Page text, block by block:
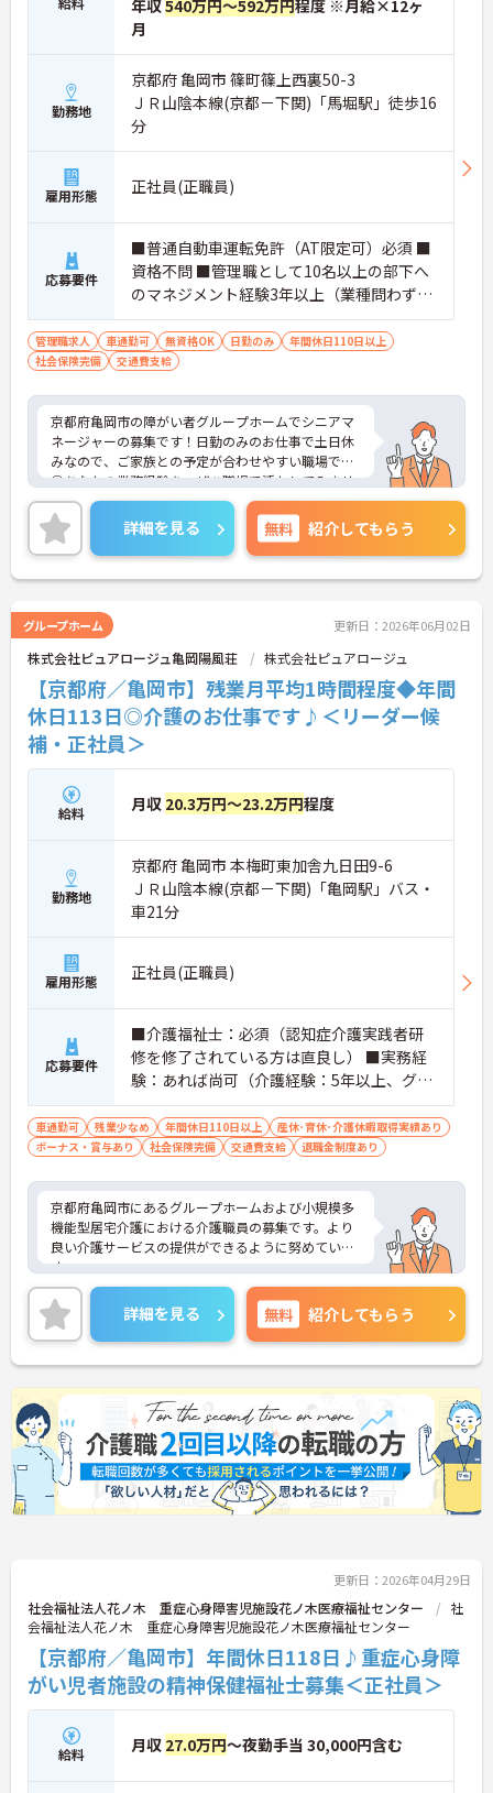
年収540万円～592万円程度 ※月給×12ヶ
月
勤務地
京都府 亀岡市 篠町篠上西裏50-3
ＪＲ山陰本線(京都－下関)「馬堀駅」徒歩16
分
雇用形態 正社員(正職員)
応募要件
■普通自動車運転免許（AT限定可）必須 ■
資格不問 ■管理職として10名以上の部下へ
のマネジメント経験3年以上（業種問わず）
や売り上げなどの数字管理経験必須 ■入居
営業経験、入居相談員経験、施設管理業務
経験、面接等の採用業務経験あれば尚可 ■
者研修、介護福祉士など）あれば尚可
管理職求人 車通勤可 無資格OK 日勤のみ
年間休日110日以上
社会保険完備
交通費支給
京都府亀岡市の障がい者グループホームでシニアマ
ネージャーの募集です！日勤のみのお仕事で土日休
みなので、ご家族との予定が合わせやすい職場です
◎あなたの業務経験を、ぜひ職場で活かしてみませ
んか？ご興味のある方は、面接ポイントをお伝えし
ますので、お気軽にご連絡ください。
詳細を見る 無料 紹介してもらう
グループホーム 更新日：2026年06月02日
株式会社ピュアロージュ亀岡陽風荘 株式会社ピュアロージュ
【京都府／亀岡市】残業月平均1時間程度◆年間
休日113日◎介護のお仕事です♪＜リーダー候
補・正社員＞
給料 月収 20.3万円～23.2万円程度
勤務地
京都府 亀岡市 本梅町東加舎九日田9-6
ＪＲ山陰本線(京都－下関)「亀岡駅」バス・
車21分
雇用形態 正社員(正職員)
応募要件
■介護福祉士：必須（認知症介護実践者研
修を修了されている方は直良し） ■実務経
験：あれば尚可（介護経験：5年以上、グル
ープホーム勤務経験）
車通勤可 残業少なめ 年間休日110日以上
産休･育休･介護休暇取得実績あり
ボーナス・賞与あり
社会保険完備 交通費支給 退職金制度あり
京都府亀岡市にあるグループホームおよび小規模多
機能型居宅介護における介護職員の募集です。より
良い介護サービスの提供ができるように努めていま
す。
介護業務はもちろんリーダー候補として職員のマネ
ジメントや教育・育成、ご利用者やご家族との連絡
等の業務を行っていただきます。
ご興味のある方には、面接対策ポイントなど、さら
に詳細をお話しいたしますのでお気軽にご相談くだ
さい！
詳細を見る 無料 紹介してもらう
更新日：2026年04月29日
社会福祉法人花ノ木 重症心身障害児施設花ノ木医療福祉センター
社
会福祉法人花ノ木 重症心身障害児施設花ノ木医療福祉センター
【京都府／亀岡市】年間休日118日♪重症心身障
がい児者施設の精神保健福祉士募集＜正社員＞
給料 月収 27.0万円～夜勤手当 30,000円含む